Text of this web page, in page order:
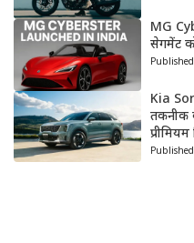
MG
सेगमेंट
Kia
तकनीक